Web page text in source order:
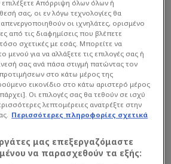
προσπάθεια Παναθηναϊκός
instant replay Ολυμπιακός
replay Ολυμπιακός
Ολυμπιακός
προσπάθεια Παναθηναϊκός
Απόρριψη όλων όλων ή
σας, οι εν λόγω τεχνολογίες θα
οι ιχνηλάτες, ορισμένο
από τις διαφημίσεις που βλέπετε
τόσο σχετικές με εσάς. Μπορείτε να
μενού για να αλλάξετε τις επιλογές σας ή
σας ανά πάσα στιγμή πατώντας τον
στο κάτω μέρος της
εικονίδιο στο κάτω αριστερό μέρος
Οι επιλογές σας θα τεθούν σε ισχύ
λεπτομέρειες ανατρέξτε στην
Περισσότερες πληροφορίες σχετικά
μας επεξεργαζόμαστε
να παρασχεθούν τα εξής: